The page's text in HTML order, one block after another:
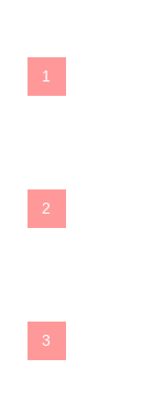
1
2
3